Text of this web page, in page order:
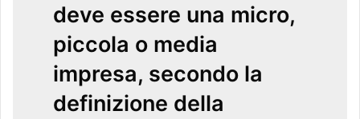
deve essere una micro,
piccola o media
impresa, secondo la
definizione della